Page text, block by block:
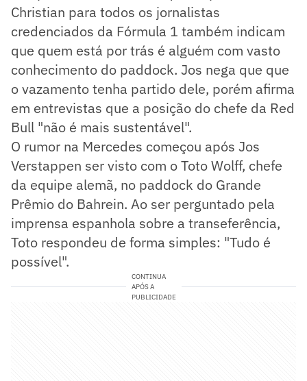
Christian para todos os jornalistas
credenciados da Fórmula 1 também indicam
que quem está por trás é alguém com vasto
conhecimento do paddock. Jos nega que que
o vazamento tenha partido dele, porém afirma
em entrevistas que a posição do chefe da Red
Bull "não é mais sustentável".
O rumor na Mercedes começou após Jos
Verstappen ser visto com o Toto Wolff, chefe
da equipe alemã, no paddock do Grande
Prêmio do Bahrein. Ao ser perguntado pela
imprensa espanhola sobre a transeferência,
Toto respondeu de forma simples: "Tudo é
possível".
CONTINUA
APÓS A
PUBLICIDADE